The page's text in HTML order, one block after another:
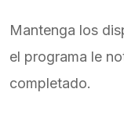
Mantenga los
el programa le
completado.